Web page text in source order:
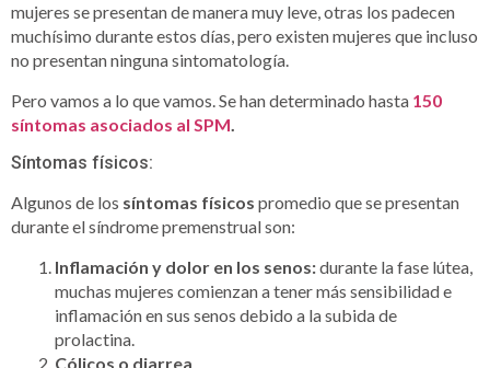
mujeres se presentan de manera muy leve, otras los padecen
muchísimo durante estos días, pero existen mujeres que incluso
no presentan ninguna sintomatología.
Pero vamos a lo que vamos. Se han determinado hasta 150
síntomas asociados al SPM
Síntomas físicos:
Algunos de los síntomas físicos promedio que se presentan
durante el síndrome premenstrual son:
Inflamación y dolor en los senos:durante la fase lútea,
muchas mujeres comienzan a tener más sensibilidad e
inflamación en sus senos debido a la subida de
prolactina.
Cólicos o diarrea